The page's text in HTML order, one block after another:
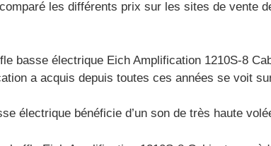
les différents prix sur les sites de vente
basse électrique Eich Amplification 1210S-8
a acquis depuis toutes ces années se voit
électrique bénéficie d’un son de très haute